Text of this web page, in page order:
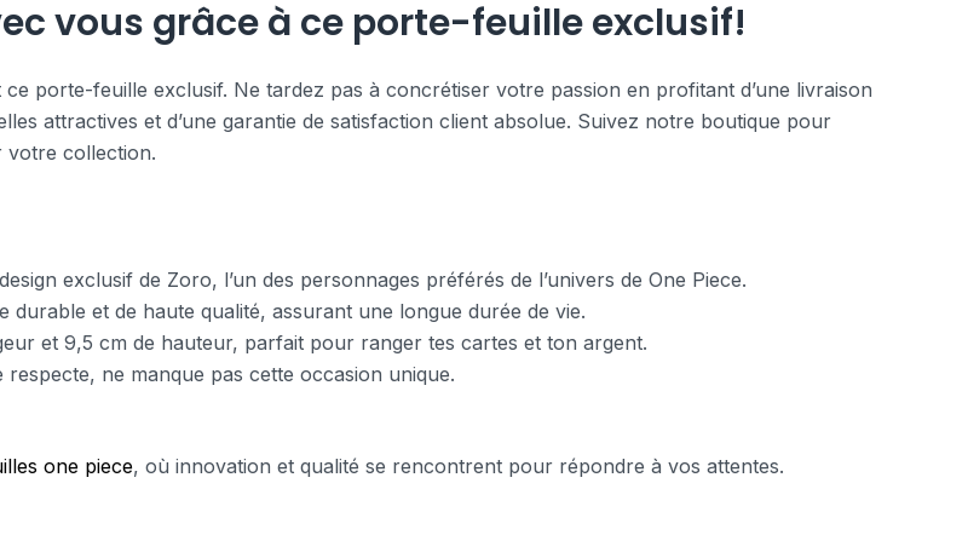
vous grâce à ce porte-feuille exclusif!
porte-feuille exclusif. Ne tardez pas à concrétiser votre passion en profitant d’une livraison
attractives et d’une garantie de satisfaction client absolue. Suivez notre boutique pour
votre collection.
exclusif de Zoro, l’un des personnages préférés de l’univers de One Piece.
et de haute qualité, assurant une longue durée de vie.
et 9,5 cm de hauteur, parfait pour ranger tes cartes et ton argent.
ne manque pas cette occasion unique.
one piece, où innovation et qualité se rencontrent pour répondre à vos attentes.